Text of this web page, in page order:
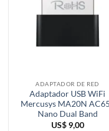
ADAPTADOR DE RED
Adaptador USB WiFi
Mercusys MA20N
Nano Dual Band
US$9,00